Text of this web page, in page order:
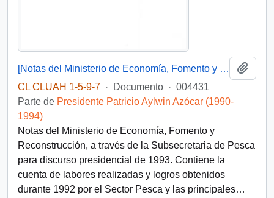
[Notas del Ministerio de Economía, Fomento y Reconstrucción para discurso presidencial]
CL CLUAH 1-5-9-7 · Documento · 004431
Parte de Presidente Patricio Aylwin Azócar (1990-
1994)
Notas del Ministerio de Economía, Fomento y
Reconstrucción, a través de la Subsecretaria de Pesca
para discurso presidencial de 1993. Contiene la
cuenta de labores realizadas y logros obtenidos
durante 1992 por el Sector Pesca y las principales…